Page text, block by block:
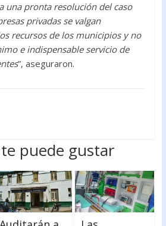
una pronta resolución del caso
privadas se valgan
recursos de los municipios y no
e indispensable servicio de
”, aseguraron.
puede gustar